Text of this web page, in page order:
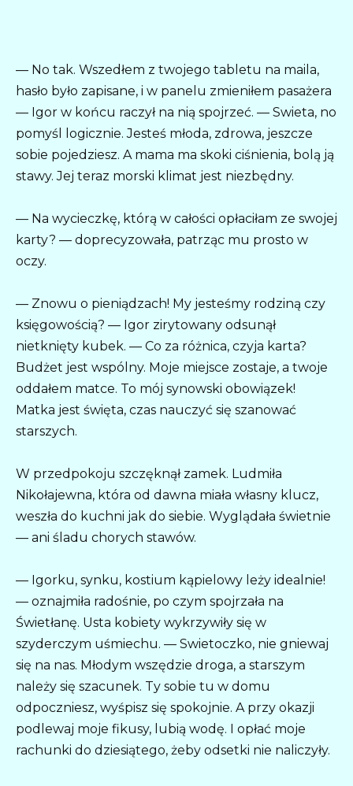
— No tak. Wszedłem z twojego tabletu na maila,
hasło było zapisane, i w panelu zmieniłem pasażera
— Igor w końcu raczył na nią spojrzeć. — Swieta, no
pomyśl logicznie. Jesteś młoda, zdrowa, jeszcze
sobie pojedziesz. A mama ma skoki ciśnienia, bolą ją
stawy. Jej teraz morski klimat jest niezbędny.
— Na wycieczkę, którą w całości opłaciłam ze swojej
karty? — doprecyzowała, patrząc mu prosto w
oczy.
— Znowu o pieniądzach! My jesteśmy rodziną czy
księgowością? — Igor zirytowany odsunął
nietknięty kubek. — Co za różnica, czyja karta?
Budżet jest wspólny. Moje miejsce zostaje, a twoje
oddałem matce. To mój synowski obowiązek!
Matka jest święta, czas nauczyć się szanować
starszych.
W przedpokoju szczęknął zamek. Ludmiła
Nikołajewna, która od dawna miała własny klucz,
weszła do kuchni jak do siebie. Wyglądała świetnie
— ani śladu chorych stawów.
— Igorku, synku, kostium kąpielowy leży idealnie!
— oznajmiła radośnie, po czym spojrzała na
Świetłanę. Usta kobiety wykrzywiły się w
szyderczym uśmiechu. — Swietoczko, nie gniewaj
się na nas. Młodym wszędzie droga, a starszym
należy się szacunek. Ty sobie tu w domu
odpoczniesz, wyśpisz się spokojnie. A przy okazji
podlewaj moje fikusy, lubią wodę. I opłać moje
rachunki do dziesiątego, żeby odsetki nie naliczyły.